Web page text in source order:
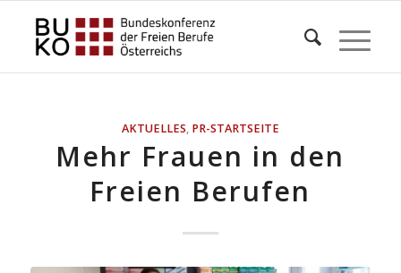
AKTUELLES, PR-STARTSEITE
Mehr Frauen in den
Freien Berufen